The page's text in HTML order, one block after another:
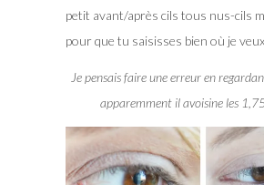
petit avant/après cils tous nus-cils
pour que tu saisisses bien où je
Je pensais faire une erreur en
apparemment il avoisine les